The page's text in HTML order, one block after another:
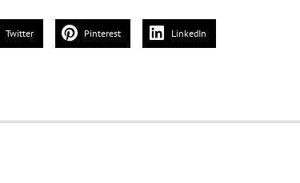
Twitter Pinterest LinkedIn